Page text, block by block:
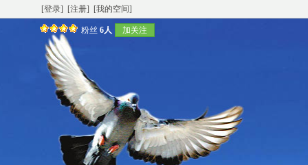
[登录] [注册] [我的空间]
粉丝 6人 加关注